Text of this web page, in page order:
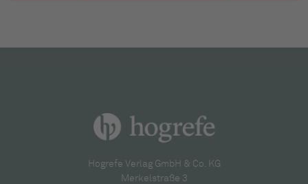
Hogrefe Verlag GmbH & Co. KG
Merkelstraße 3